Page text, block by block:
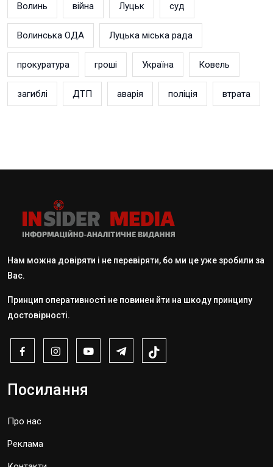
Волинь війна Луцьк суд
Волинська ОДА Луцька міська рада
прокуратура гроші Україна Ковель
загиблі ДТП аварія поліція втрата
Нам можна довіряти і не перевіряти, бо ми це уже зробили за
Вас.
Принцип оперативності не повинен йти на шкоду принципу
достовірності.
Посилання
Про нас
Реклама